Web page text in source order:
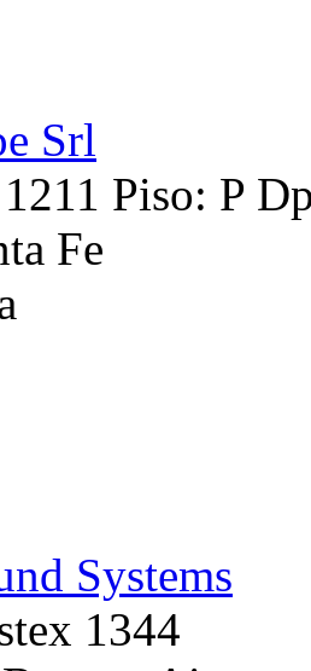
Srl
1211 Piso: P
Fe
Systems
1344